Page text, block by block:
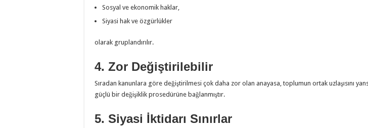
Sosyal ve ekonomik haklar,
Siyasi hak ve özgürlükler
olarak gruplandırılır.
4. Zor Değiştirilebilir
Sıradan kanunlara göre değiştirilmesi çok daha zor olan anayasa, toplumun ortak uzlaşısını
güçlü bir değişiklik prosedürüne bağlanmıştır.
5. Siyasi İktidarı Sınırlar